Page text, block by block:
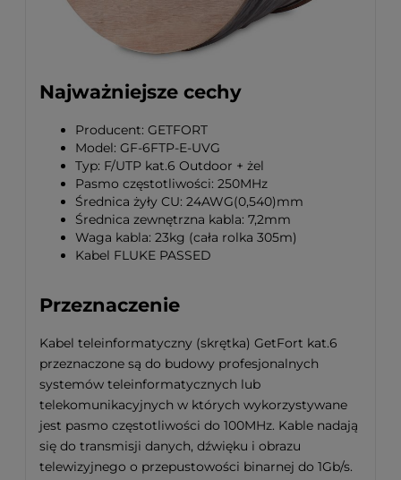
Najważniejsze cechy
Producent: GETFORT
Model: GF-6FTP-E-UVG
Typ: F/UTP kat.6 Outdoor + żel
Pasmo częstotliwości: 250MHz
Średnica żyły CU: 24AWG(0,540)mm
Średnica zewnętrzna kabla: 7,2mm
Waga kabla: 23kg (cała rolka 305m)
Kabel FLUKE PASSED
Przeznaczenie
Kabel teleinformatyczny (skrętka) GetFort kat.6
przeznaczone są do budowy profesjonalnych
systemów teleinformatycznych lub
telekomunikacyjnych w których wykorzystywane
jest pasmo częstotliwości do 100MHz. Kable nadają
się do transmisji danych, dźwięku i obrazu
telewizyjnego o przepustowości binarnej do 1Gb/s.